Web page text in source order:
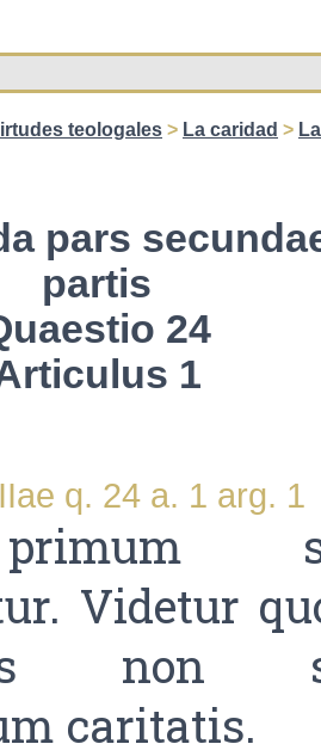
teologales > La caridad >
pars
partis
24
1
q. 24 a. 1 arg. 1
Videtur
non
caritatis.